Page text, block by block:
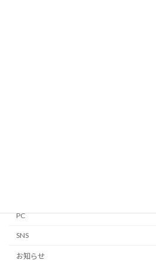
PC
SNS
お知らせ